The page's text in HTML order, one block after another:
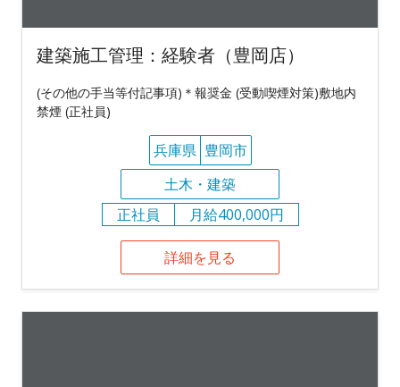
建築施工管理：経験者（豊岡店）
(その他の手当等付記事項)＊報奨金 (受動喫煙対策)敷地内
禁煙 (正社員)
兵庫県 豊岡市
土木・建築
正社員
月給400,000円
詳細を見る